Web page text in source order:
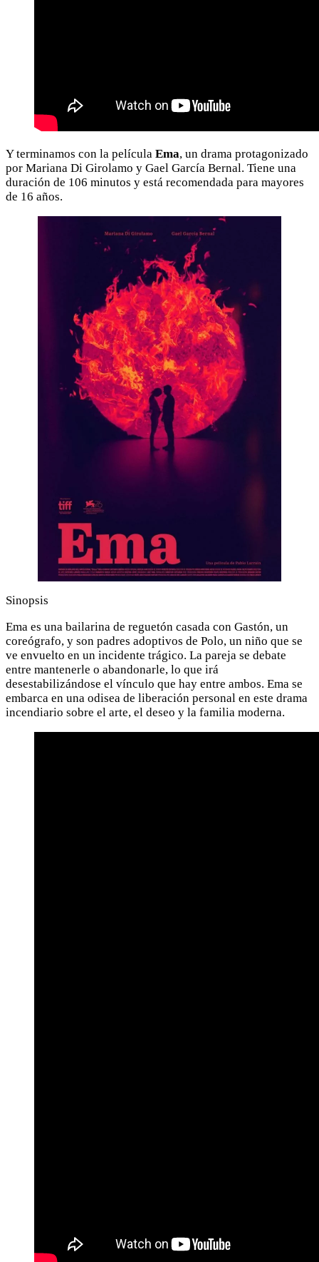
Y terminamos con la película Ema, un drama protagonizado
por Mariana Di Girolamo y Gael García Bernal. Tiene una
duración de 106 minutos y está recomendada para mayores
de 16 años.
Sinopsis
Ema es una bailarina de reguetón casada con Gastón, un
coreógrafo, y son padres adoptivos de Polo, un niño que se
ve envuelto en un incidente trágico. La pareja se debate
entre mantenerle o abandonarle, lo que irá
desestabilizándose el vínculo que hay entre ambos. Ema se
embarca en una odisea de liberación personal en este drama
incendiario sobre el arte, el deseo y la familia moderna.